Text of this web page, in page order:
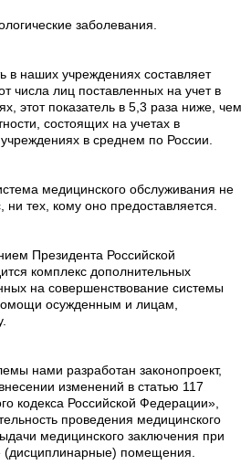
заболевания.
в наших учреждениях составляет
числа лиц поставленных на учет в
этот показатель в 5,3 раза ниже, чем
состоящих на учетах в
в среднем по России.
медицинского обслуживания не
ни тех, кому оно предоставляется.
Президента Российской
комплекс дополнительных
на совершенствование системы
осужденным и лицам,
нами разработан законопроект,
изменений в статью 117
кодекса Российской Федерации»,
проведения медицинского
медицинского заключения при
помещения.